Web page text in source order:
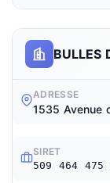
BULLES
ADRESSE
1535 Avenue
SIRET
509 464 475